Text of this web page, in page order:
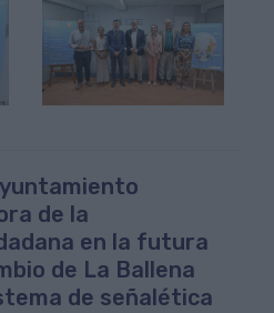
de la
en la futura
de La Ballena
de señalética